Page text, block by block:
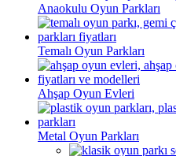
Anaokulu Oyun Parkları
Temalı Oyun Parkları
Ahşap Oyun Evleri
Metal Oyun Parkları